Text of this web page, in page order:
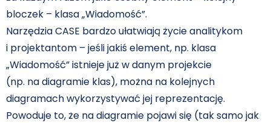
bloczek – klasa „Wiadomość”.
Narzędzia CASE bardzo ułatwiają życie analitykom
i projektantom – jeśli jakiś element, np. klasa
„Wiadomość” istnieje już w danym projekcie
(np. na diagramie klas), można na kolejnych
diagramach wykorzystywać jej reprezentację.
Powoduje to, że na diagramie pojawi się (tak samo jak